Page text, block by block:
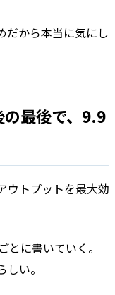
だから本当に気にし
最後で、9.9
ウトプットを最大効
に書いていく。
い。